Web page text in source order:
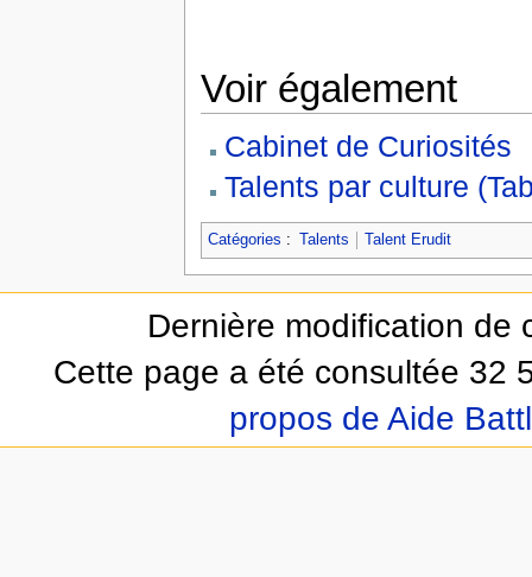
Voir également
Cabinet de Curiosités
Talents par culture
Catégories : Talents Talent Erudit
Dernière modification de
Cette page a été consultée 32
propos de Aide